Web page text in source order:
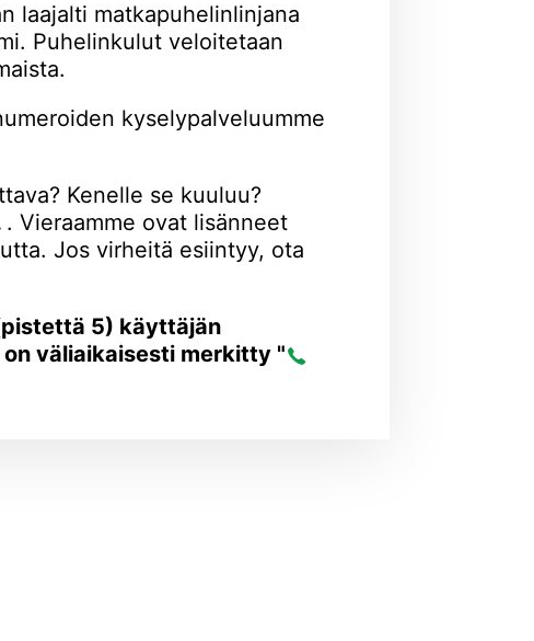
laajalti matkapuhelinlinjana
Puhelinkulut veloitetaan
kyselypalveluumme
Kenelle se kuuluu?
. Vieraamme ovat lisänneet
Jos virheitä esiintyy, ota
5) käyttäjän
väliaikaisesti merkitty "